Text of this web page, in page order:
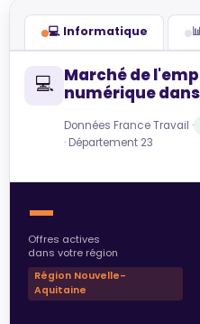
💻 Informatique
💻 Marché de
numérique
Données France Travail ·
· Département 23
—
Offres actives
dans votre région
Région Nouvelle-
Aquitaine